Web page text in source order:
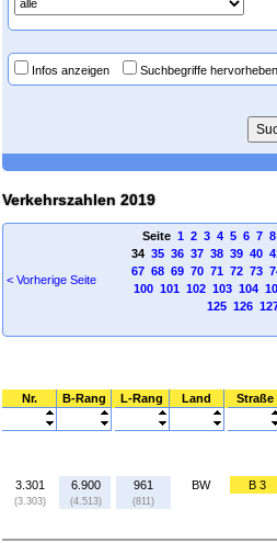
Infos anzeigen Suchbegriffe hervorheben
Verkehrszahlen 2019
< Vorherige Seite
Seite 1 2 3 4 5 6 7 8
34 35 36 37 38 39 40
67 68 69 70 71 72 73
100 101 102 103 104
125 126
Nr. B-Rang L-Rang Land Straße
3.301
(3.303)
6.900
(4.513)
961
(811)
BW B 3